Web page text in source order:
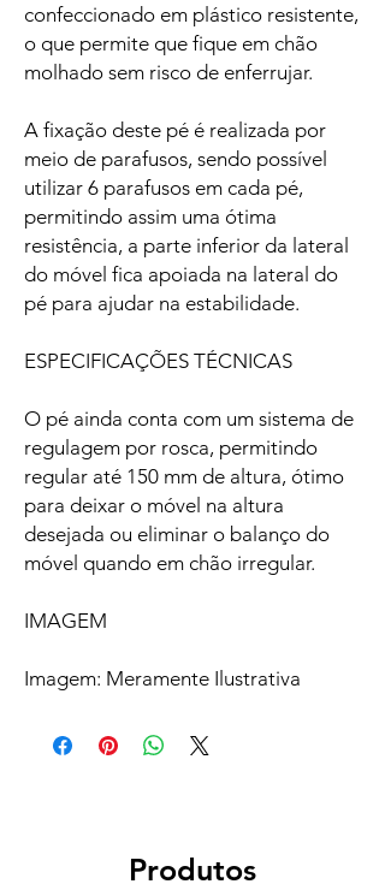
confeccionado em plástico resistente,
o que permite que fique em chão
molhado sem risco de enferrujar.
A fixação deste pé é realizada por
meio de parafusos, sendo possível
utilizar 6 parafusos em cada pé,
permitindo assim uma ótima
resistência, a parte inferior da lateral
do móvel fica apoiada na lateral do
pé para ajudar na estabilidade.
ESPECIFICAÇÕES TÉCNICAS
O pé ainda conta com um sistema de
regulagem por rosca, permitindo
regular até 150 mm de altura, ótimo
para deixar o móvel na altura
desejada ou eliminar o balanço do
móvel quando em chão irregular.
IMAGEM
Imagem: Meramente Ilustrativa
Produtos